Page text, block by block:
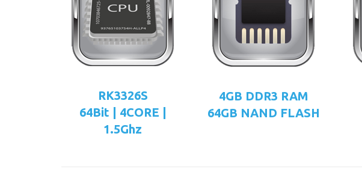
RK3326S
64Bit | 4CORE |
1.5Ghz
4GB DDR3 RAM
64GB NAND FLASH